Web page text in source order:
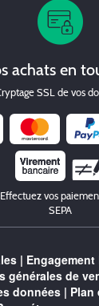
achats en
SSL de vos
Effectuez vos
SEPA
|
générales de
données | Plan